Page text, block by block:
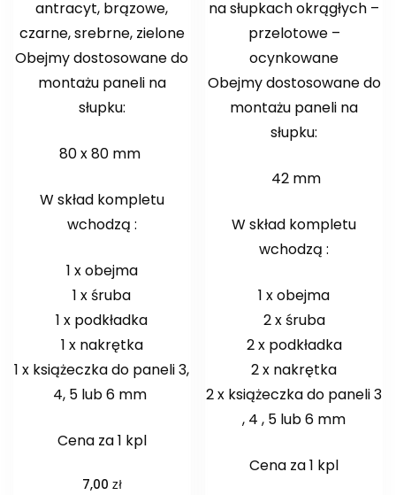
antracyt, brązowe,
czarne, srebrne, zielone
Obejmy dostosowane do
montażu paneli na
słupku:
80 x 80 mm
W skład kompletu
wchodzą :
1 x obejma
1 x śruba
1 x podkładka
1 x nakrętka
1 x książeczka do paneli 3,
4, 5 lub 6 mm
Cena za 1 kpl
7,00 zł
na słupkach okrągłych –
przelotowe –
ocynkowane
Obejmy dostosowane do
montażu paneli na
słupku:
42 mm
W skład kompletu
wchodzą :
1 x obejma
2 x śruba
2 x podkładka
2 x nakrętka
2 x książeczka do paneli 3
, 4 , 5 lub 6 mm
Cena za 1 kpl